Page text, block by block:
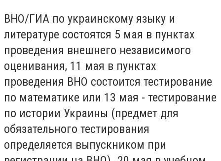
ВНО/ГИА по украинскому языку и
литературе состоятся 5 мая в пунктах
проведения внешнего независимого
оценивания, 11 мая в пунктах
проведения ВНО состоится тестирование
по математике или 13 мая - тестирование
по истории Украины (предмет для
обязательного тестирования
определяется выпускником при